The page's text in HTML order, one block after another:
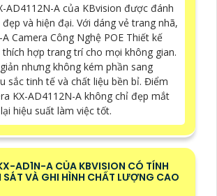
AD4112N-A của KBvision được đánh
và hiện đại. Với dáng vẻ trang nhã,
Camera Công Nghệ POE Thiết kế
hợp trang trí cho mọi không gian.
nhưng không kém phần sang
sắc tinh tế và chất liệu bền bỉ. Điểm
KX-AD4112N-A không chỉ đẹp mắt
hiệu suất làm việc tốt.
AD1N-A CỦA KBVISION CÓ TÍNH
SÁT VÀ GHI HÌNH CHẤT LƯỢNG CAO